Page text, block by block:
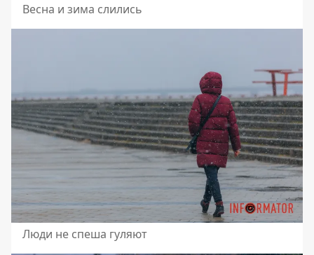
Весна и зима слились
Люди не спеша гуляют